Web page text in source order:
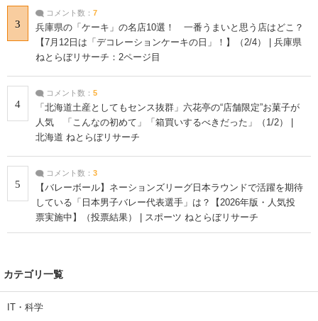
3
コメント数： 7
兵庫県の「ケーキ」の名店10選！ 一番うまいと思う店はどこ？
【7月12日は「デコレーションケーキの日」！】（2/4） | 兵庫県
ねとらぼリサーチ：2ページ目
4
コメント数： 5
「北海道土産としてもセンス抜群」六花亭の“店舗限定”お菓子が
人気 「こんなの初めて」「箱買いするべきだった」（1/2） |
北海道 ねとらぼリサーチ
5
コメント数： 3
【バレーボール】ネーションズリーグ日本ラウンドで活躍を期待
している「日本男子バレー代表選手」は？【2026年版・人気投
票実施中】（投票結果） | スポーツ ねとらぼリサーチ
カテゴリ一覧
IT・科学